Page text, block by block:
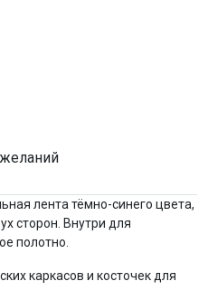
лента тёмно-синего цвета,
сторон. Внутри для
полотно.
каркасов и косточек для